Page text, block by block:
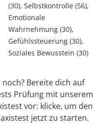
(30), Selbstkontrolle (56),
Emotionale
Wahrnehmung (30),
Gefühlssteuerung (30),
Soziales Bewusstein (30)
Bereite dich auf
Prüfung mit unserem
vor: klicke, um den
jetzt zu starten.